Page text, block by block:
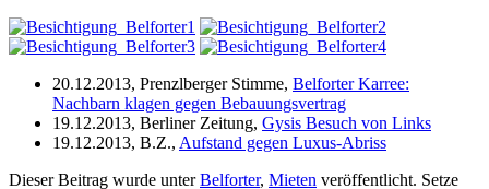
20.12.2013, Prenzlberger Stimme, Belforter Karree:
Nachbarn klagen gegen Bebauungsvertrag
19.12.2013, Berliner Zeitung, Gysis Besuch von Links
19.12.2013, B.Z., Aufstand gegen Luxus-Abriss
Dieser Beitrag wurde unterBelforter, Mieten veröffentlicht. Setze